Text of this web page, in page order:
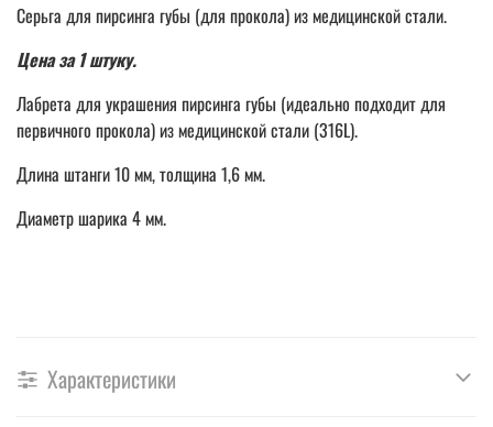
Серьга для пирсинга губы (для прокола) из медицинской стали.
Цена за 1 штуку.
Лабрета для украшения пирсинга губы (идеально подходит для
первичного прокола) из медицинской стали (316L).
Длина штанги 10 мм, толщина 1,6 мм.
Диаметр шарика 4 мм.
Характеристики